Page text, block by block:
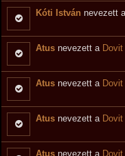
Kóti István nevezett
Atus nevezett a
Atus nevezett a
Atus nevezett a
Atus nevezett a